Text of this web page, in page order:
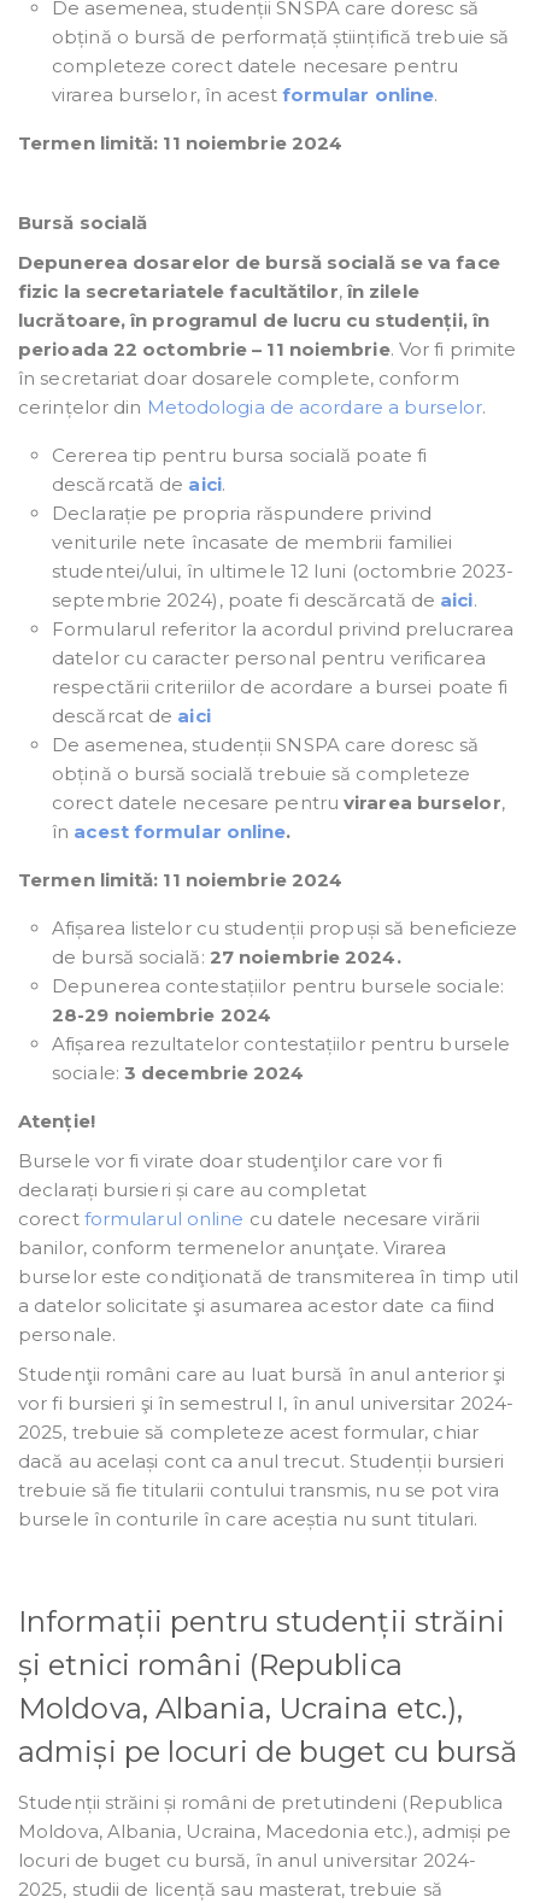
De asemenea, studenții SNSPA care doresc să
obțină o bursă de performață științifică trebuie să
completeze corect datele necesare pentru
virarea burselor, în acest formular online.
Termen limită: 11 noiembrie 2024
Bursă socială
Depunerea dosarelor de bursă socială se va face
fizic la secretariatele facultătilor, în zilele
lucrătoare, în programul de lucru cu studenții, în
perioada 22 octombrie – 11 noiembrie. Vor fi primite
în secretariat doar dosarele complete, conform
cerințelor din Metodologia de acordare a burselor.
Cererea tip pentru bursa socială poate fi
descărcată de aici.
Declarație pe propria răspundere privind
veniturile nete încasate de membrii familiei
studentei/ului, în ultimele 12 luni (octombrie 2023-
septembrie 2024), poate fi descărcată de aici.
Formularul referitor la acordul privind prelucrarea
datelor cu caracter personal pentru verificarea
respectării criteriilor de acordare a bursei poate fi
descărcat de aici
De asemenea, studenții SNSPA care doresc să
obțină o bursă socială trebuie să completeze
corect datele necesare pentruvirarea burselor,
în acest formular online.
Termen limită: 11 noiembrie 2024
Afișarea listelor cu studenții propuși să beneficieze
de bursă socială: 27 noiembrie 2024.
Depunerea contestațiilor pentru bursele sociale:
28-29 noiembrie 2024
Afișarea rezultatelor contestațiilor pentru bursele
sociale: 3 decembrie 2024
Atenție!
Bursele vor fi virate doar studenţilor care vor fi
declarați bursieri și care au completat
corect formularul online cu datele necesare virării
banilor, conform termenelor anunţate. Virarea
burselor este condiţionată de transmiterea în timp util
a datelor solicitate şi asumarea acestor date ca fiind
personale.
Studenţii români care au luat bursă în anul anterior şi
vor fi bursieri şi în semestrul I, în anul universitar 2024-
2025, trebuie să completeze acest formular, chiar
dacă au același cont ca anul trecut. Studenții bursieri
trebuie să fie titularii contului transmis, nu se pot vira
bursele în conturile în care aceștia nu sunt titulari.
Informații pentru studenții străini
și etnici români (Republica
Moldova, Albania, Ucraina etc.),
admiși pe locuri de buget cu bursă
Studenții străini și români de pretutindeni (Republica
Moldova, Albania, Ucraina, Macedonia etc.), admiși pe
locuri de buget cu bursă, în anul universitar 2024-
2025, studii de licență sau masterat, trebuie să